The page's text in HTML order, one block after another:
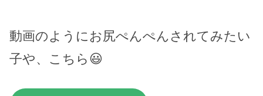
動画のようにお尻ぺんぺんされてみたい
子や、こちら😃